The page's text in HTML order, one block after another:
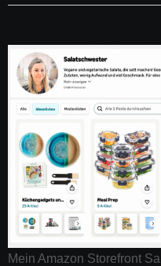
Mein Amazon Storefront